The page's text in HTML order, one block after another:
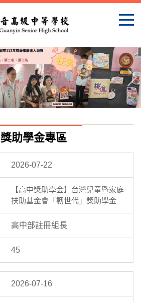
獎助學金專區
2026-07-22
【高中獎助學金】台灣兒童暨家庭
扶助基金會「韌世代」獎助學金
高中部註冊組長
45
2026-07-16